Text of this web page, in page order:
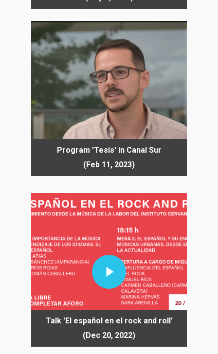
Program 'Tesis' in Canal Sur
(Feb 11, 2023)
Play Video
Talk 'El español en el rock and roll'
(Dec 20, 2022)